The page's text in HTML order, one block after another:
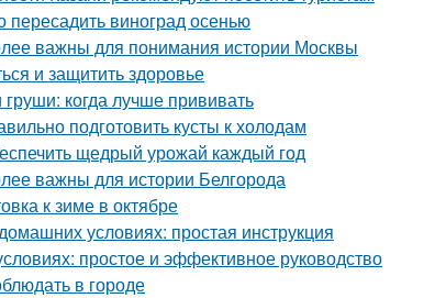
пересадить виноград осенью
важны для понимания истории Москвы
и защитить здоровье
когда лучше прививать
подготовить кусты к холодам
щедрый урожай каждый год
важны для истории Белгорода
к зиме в октябре
условиях: простая инструкция
простое и эффективное руководство
в городе